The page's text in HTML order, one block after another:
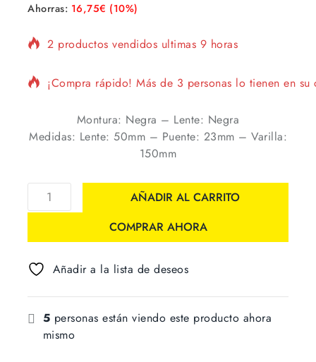
Ahorras: 16,75€ (10%)
2 productos vendidos ultimas 9 horas
¡Compra rápido! Más de 3 personas lo tienen en su
Montura: Negra – Lente: Negra
Medidas: Lente: 50mm – Puente: 23mm – Varilla:
150mm
AÑADIR AL CARRITO
COMPRAR AHORA
Añadir a la lista de deseos
5 personas están viendo este producto ahora
mismo